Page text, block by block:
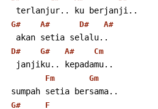
  terlanjur.. ku berjanji..
G# A# D# A#
  akan setia selalu..
D# G# A# Cm
  janjiku.. kepadamu..
Fm Gm
sumpah setia bersama..
G# F